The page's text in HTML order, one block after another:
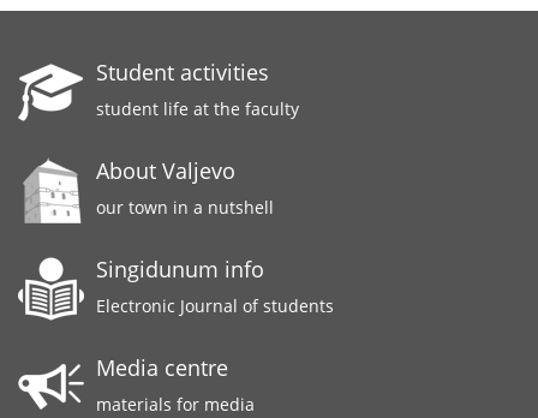
Student activities
student life at the faculty
About Valjevo
our town in a nutshell
Singidunum info
Electronic Journal of students
Media centre
materials for media